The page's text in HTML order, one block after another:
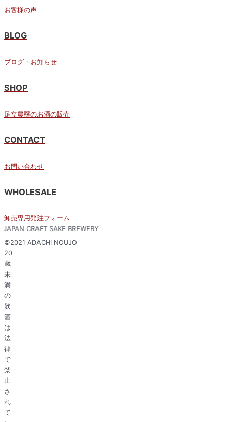
お客様の声
BLOG
ブログ・お知らせ
SHOP
足立農醸のお酒の販売
CONTACT
お問い合わせ
WHOLESALE
卸売専用発注フォーム
JAPAN CRAFT SAKE BREWERY​
©️2021 ADACHI NOUJO
20
歳
未
満
の
飲
酒
は
法
律
で
禁
止
さ
れ
て